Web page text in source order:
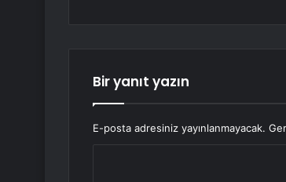
Bir yanıt yazın
E-posta adresiniz yayınlanmayacak.